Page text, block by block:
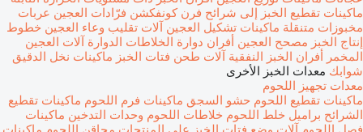
ماكينات تقطيع الخبز إلى شرائح فرن كونفكشن فرّادات العجين عربات
مخبوزات متنقلة ماكينات تشكيل العجين آلات تقليب وعاء العجين خطوط
إنتاج الخبز مصحح العجين أفران دوارة الخلاطات الدوارة آلات العجين
المخمر أفران الخبز النفقية آلات طحن فتات الخبز ماكينات نخل الدقيق
شوابك معدات الخبز الأخرى
معدات تجهيز اللحوم
ماكينات تقطيع اللحوم حشو السجق ماكينات فرم اللحوم ماكينات تقطيع
الشرائح براميل خلط اللحوم خلاطات اللحوم وحدات التدخين ماكينات
فصل اللحوم آلات وضع فتات الخبز على المنتجات محاقن اللحوم ماكينات